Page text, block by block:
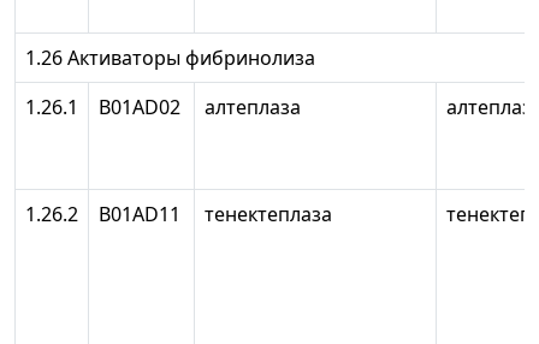
1.26 Активаторы фибринолиза
1.26.1
B01AD02 алтеплаза
1.26.2 B01AD11 тенектеплаза